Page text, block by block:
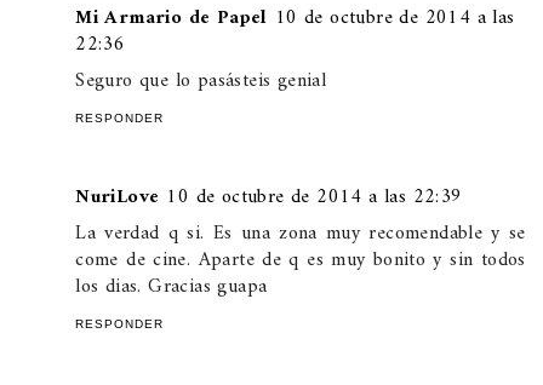
Mi Armario de Papel 10 de octubre de 2014 a las
22:36
Seguro que lo pasásteis genial
RESPONDER
NuriLove 10 de octubre de 2014 a las 22:39
La verdad q si. Es una zona muy recomendable y se
come de cine. Aparte de q es muy bonito y sin todos
los dias. Gracias guapa
RESPONDER